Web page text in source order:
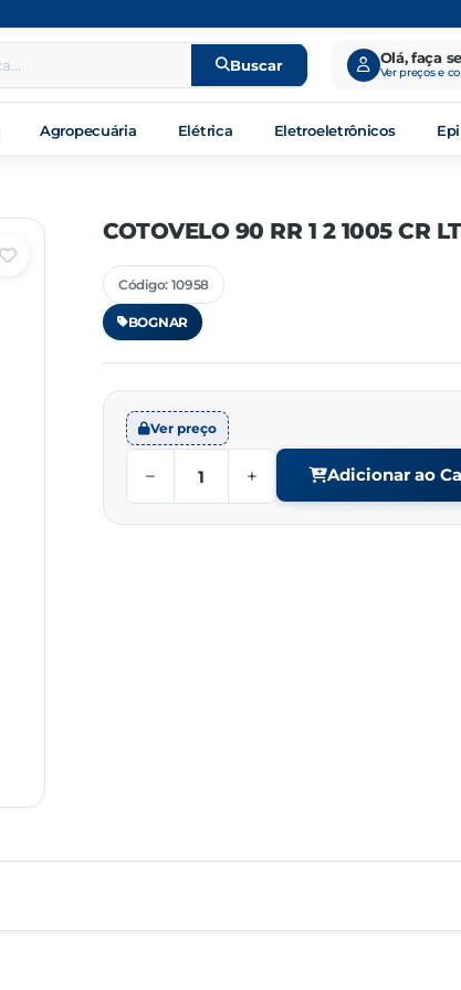
Buscar Olá, faça
Ver preços e
Agropecuária Elétrica Eletroeletrônicos
COTOVELO 90 RR 1 2 1005 CR LT
Código: 10958
BOGNAR
Ver preço
− + Adicionar ao